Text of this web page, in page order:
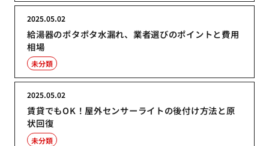
給湯器のポタポタ水漏れ、業者選びのポイントと費用
相場
2025.05.02
未分類
賃貸でもOK！屋外センサーライトの後付け方法と原
状回復
2025.05.02
未分類